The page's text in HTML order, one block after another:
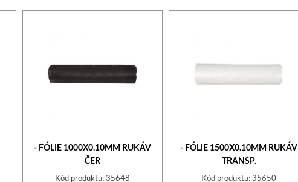
- FÓLIE 1000X0.10MM RUKÁV
ČER
Kód produktu: 35648
- FÓLIE 1500X0.10MM RUKÁV
TRANSP.
Kód produktu: 35650